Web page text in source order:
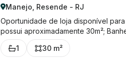
Manejo, Resende - RJ
Oportunidade de loja disponível
possui aproximadamente 30m²;
frente ao estabelecimento;
Tenente Coronel Adalberto Mendes,
1 30 m²